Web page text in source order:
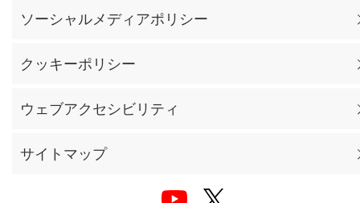
ソーシャルメディアポリシー
クッキーポリシー
ウェブアクセシビリティ
サイトマップ